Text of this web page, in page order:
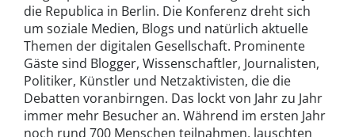
die Republica in Berlin. Die Konferenz dreht sich
um soziale Medien, Blogs und natürlich aktuelle
Themen der digitalen Gesellschaft. Prominente
Gäste sind Blogger, Wissenschaftler, Journalisten,
Politiker, Künstler und Netzaktivisten, die die
Debatten voranbirngen. Das lockt von Jahr zu Jahr
immer mehr Besucher an. Während im ersten Jahr
noch rund 700 Menschen teilnahmen, lauschten